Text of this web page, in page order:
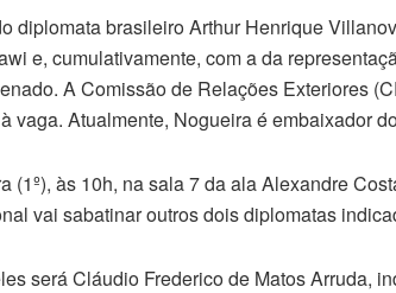
diplomata brasileiro Arthur Henrique
e, cumulativamente, com a da
A Comissão de Relações Exteriores
vaga. Atualmente, Nogueira é embaixador
(1º), às 10h, na sala 7 da ala Alexandre
vai sabatinar outros dois diplomatas
será Cláudio Frederico de Matos Arruda,